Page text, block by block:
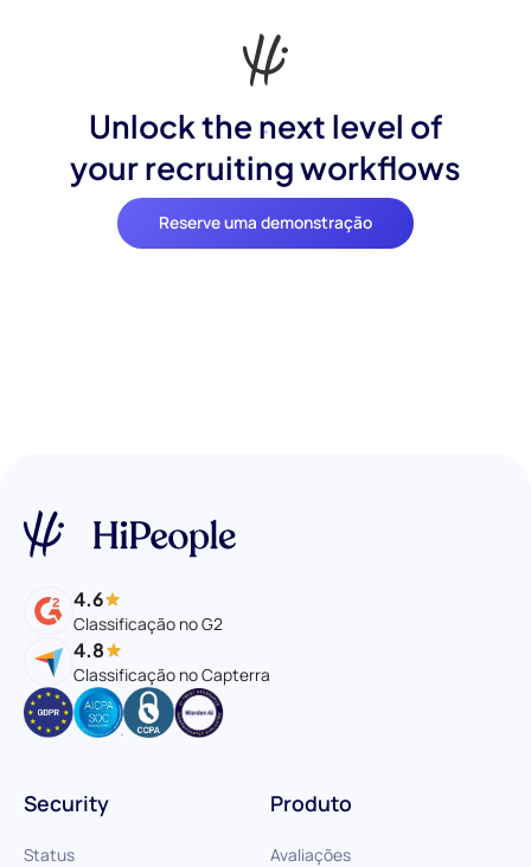
Unlock the next level of
your recruiting workflows
Reserve uma demonstração
4.6
Classificação no G2
4.8
Classificação no Capterra
Produto
Avaliações
Security
Status